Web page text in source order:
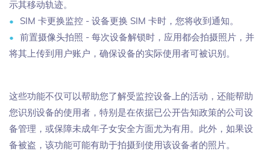
示其移动轨迹。
SIM 卡更换监控 - 设备更换 SIM 卡时，您将收到通知。
前置摄像头拍照 - 每次设备解锁时，应用都会拍摄照片，并
将其上传到用户账户，确保设备的实际使用者可被识别。
这些功能不仅可以帮助您了解受监控设备上的活动，还能帮助
您识别设备的使用者，特别是在依据已公开告知政策的公司设
备管理，或保障未成年子女安全方面尤为有用。此外，如果设
备被盗，该功能可能有助于拍摄到使用该设备者的照片。